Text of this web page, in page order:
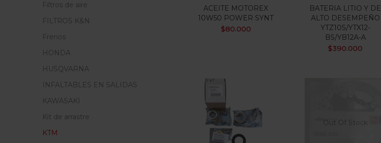
Categorias
Etiquetas
ACEITE MOTOREX
10W50 POWER SYNT
$80.000
BATERIA LITIO Y DE
ALTO DESEMPEÑO
YTZ10S/YTX12-
BS/YB12A-A
$390.000
Out Of Stock
Filtros de aire
FILTROS K&N
Frenos
HONDA
HUSQVARNA
INFALTABLES EN SALIDAS
KAWASAKI
Kit de arrastre
KTM